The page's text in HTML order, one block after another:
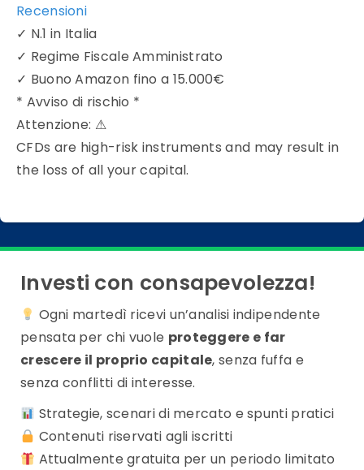
Recensioni
✓ N.1 in Italia
✓ Regime Fiscale Amministrato
✓ Buono Amazon fino a 15.000€
* Avviso di rischio *
Attenzione: ⚠
CFDs are high-risk instruments and may result in
the loss of all your capital.
Investi con consapevolezza!
Ogni martedì ricevi un’analisi indipendente
pensata per chi vuole proteggere e far
crescere il proprio capitale, senza fuffa e
senza conflitti di interesse.
Strategie, scenari di mercato e spunti pratici
Contenuti riservati agli iscritti
Attualmente gratuita per un periodo limitato